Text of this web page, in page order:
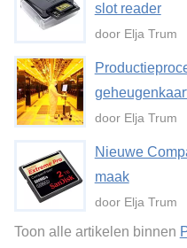
slot reader
door Elja Trum
door Elja Trum
Nieuwe
maak
door Elja Trum
Toon alle artikelen binnen